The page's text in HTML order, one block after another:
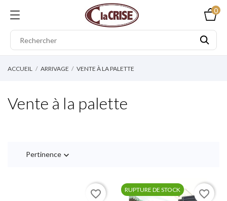
0
ACCUEIL ARRIVAGE VENTE À LA PALETTE
Vente à la palette
Pertinence 
favorite_border RUPTURE DE STOCK favorite_border